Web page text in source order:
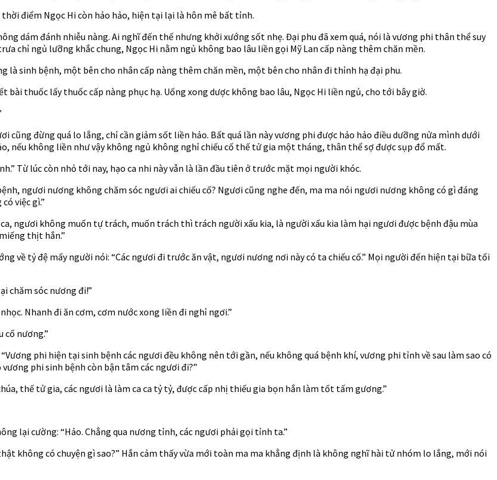
điểm Ngọc Hi còn hảo hảo, hiện tại lại là hôn mê bất tỉnh.
dám đánh nhiễu nàng. Ai nghĩ đến thế nhưng khởi xướng sốt nhẹ. Đại phu đã xem quá, nói là vương phi thân thể suy
chỉ ngủ lưỡng khắc chung, Ngọc Hi nằm ngủ không bao lâu liền gọi Mỹ Lan cấp nàng thêm chăn mền.
sinh bệnh, một bên cho nhân cấp nàng thêm chăn mền, một bên cho nhân đi thỉnh hạ đại phu.
bài thuốc lấy thuốc cấp nàng phục hạ. Uống xong dược không bao lâu, Ngọc Hi liền ngủ, cho tới bây giờ.
cũng đừng quá lo lắng, chỉ cần giảm sốt liền hảo. Bất quá lần này vương phi được hảo hảo điều dưỡng nửa mình dưới
nếu không liền như vậy không ngủ không nghỉ chiếu cố thế tử gia một tháng, thân thể sợ được sụp đổ mất.
Từ lúc còn nhỏ tới nay, hạo ca nhi này vẫn là lần đầu tiên ở trước mặt mọi người khóc.
ngươi nương không chăm sóc ngươi ai chiếu cố? Ngươi cũng nghe đến, ma ma nói ngươi nương không có gì đáng
việc gì.”
ngươi không muốn tự trách, muốn trách thì trách người xấu kia, là người xấu kia làm hại ngươi được bệnh đậu mùa
thịt hắn.”
về tỷ đệ mấy người nói: “Các ngươi đi trước ăn vật, ngươi nương nơi này có ta chiếu cố.” Mọi người đến hiện tại bữa tối
chăm sóc nương đi!”
Nhanh đi ăn cơm, cơm nước xong liền đi nghỉ ngơi.”
cố nương.”
phi hiện tại sinh bệnh các ngươi đều không nên tới gần, nếu không quá bệnh khí, vương phi tỉnh về sau làm sao có
phi sinh bệnh còn bận tâm các ngươi đi?”
thế tử gia, các ngươi là làm ca ca tỷ tỷ, được cấp nhị thiếu gia bọn hắn làm tốt tấm gương.”
lại cường: “Hảo. Chẳng qua nương tỉnh, các ngươi phải gọi tỉnh ta.”
không có chuyện gì sao?” Hắn cảm thấy vừa mới toàn ma ma khẳng định là không nghĩ hài tử nhóm lo lắng, mới nói